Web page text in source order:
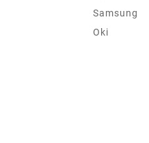
Samsung
Oki